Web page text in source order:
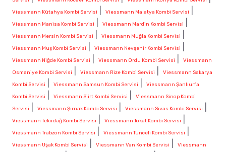
Viessmann Kütahya Kombi Servisi Viessmann Malatya Kombi Servisi
Viessmann Manisa Kombi Servisi Viessmann Mardin Kombi Servisi
Viessmann Mersin Kombi Servisi Viessmann Muğla Kombi Servisi
Viessmann Muş Kombi Servisi Viessmann Nevşehir Kombi Servisi
Viessmann Niğde Kombi Servisi Viessmann Ordu Kombi Servisi
Viessmann
Osmaniye Kombi Servisi
Viessmann Rize Kombi Servisi
Viessmann Sakarya
Kombi Servisi
Viessmann Samsun Kombi Servisi
Viessmann Şanlıurfa
Kombi Servisi
Viessmann Siirt Kombi Servisi
Viessmann Sinop Kombi
Servisi
Viessmann Şırnak Kombi Servisi Viessmann Sivas Kombi Servisi
Viessmann Tekirdağ Kombi Servisi Viessmann Tokat Kombi Servisi
Viessmann Trabzon Kombi Servisi Viessmann Tunceli Kombi Servisi
Viessmann Uşak Kombi Servisi Viessmann Van Kombi Servisi
Viessmann